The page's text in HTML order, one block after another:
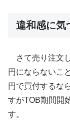
違和感に気
さて売り注文
円にならないこ
円で買付するな
すがTOB期間開
す。